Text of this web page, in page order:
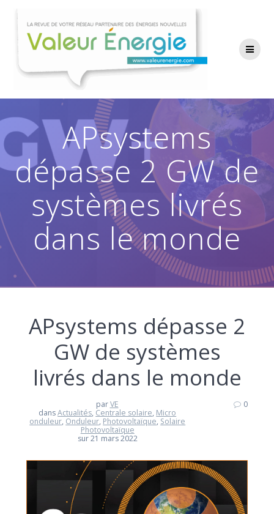
contenu
APsystems
dépasse 2 GW de
systèmes livrés
dans le monde
APsystems dépasse 2
GW de systèmes
livrés dans le monde
parVE
dansActualités, Centrale solaire, Micro
onduleur, Onduleur, Photovoltaïque, Solaire
Photovoltaïque
sur 21 mars 2022
0